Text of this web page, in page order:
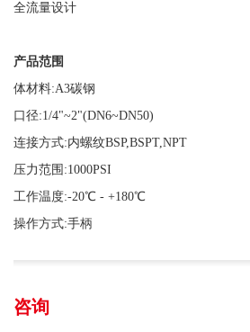
全流量设计
产品范围
体材料:A3碳钢
口径:1/4"~2"(DN6~DN50)
连接方式:内螺纹BSP,BSPT,NPT
压力范围 :1000PSI
工作温度:-20℃ - +180℃
操作方式:手柄
咨询